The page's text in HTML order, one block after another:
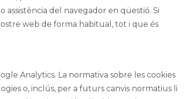
assistència del navegador en qüestió. Si
web de forma habitual, tot i que és
Analytics. La normativa sobre les cookies
o, inclús, per a futurs canvis normatius li